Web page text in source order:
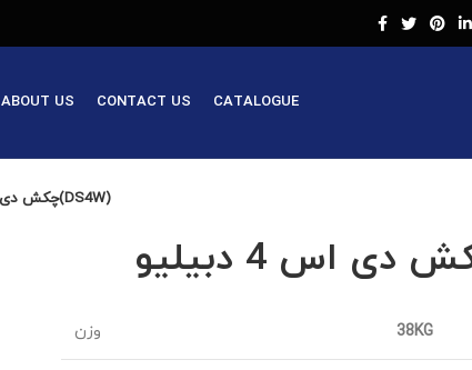
ABOUT US CONTACT US CATALOGUE
چکش دی اس 4 دبیلیو(DS4W)
وزن 38KG